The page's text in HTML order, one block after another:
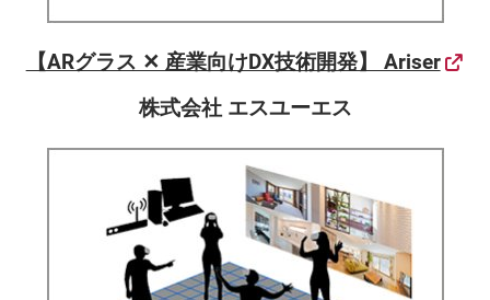
【ARグラス ✕ 産業向けDX技術開発】 Ariser
株式会社 エスユーエス